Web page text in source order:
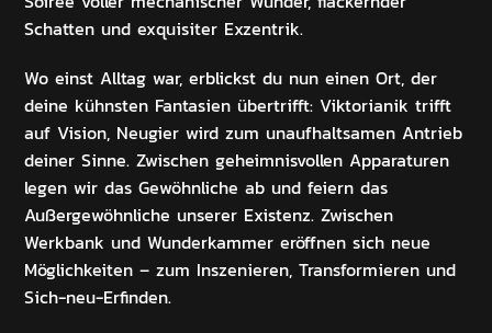
Schatten und exquisiter Exzentrik.
Wo einst Alltag war, erblickst du nun einen Ort, der
deine kühnsten Fantasien übertrifft: Viktorianik trifft
auf Vision, Neugier wird zum unaufhaltsamen Antrieb
deiner Sinne. Zwischen geheimnisvollen Apparaturen
legen wir das Gewöhnliche ab und feiern das
Außergewöhnliche unserer Existenz. Zwischen
Werkbank und Wunderkammer eröffnen sich neue
Möglichkeiten – zum Inszenieren, Transformieren und
Sich-neu-Erfinden.